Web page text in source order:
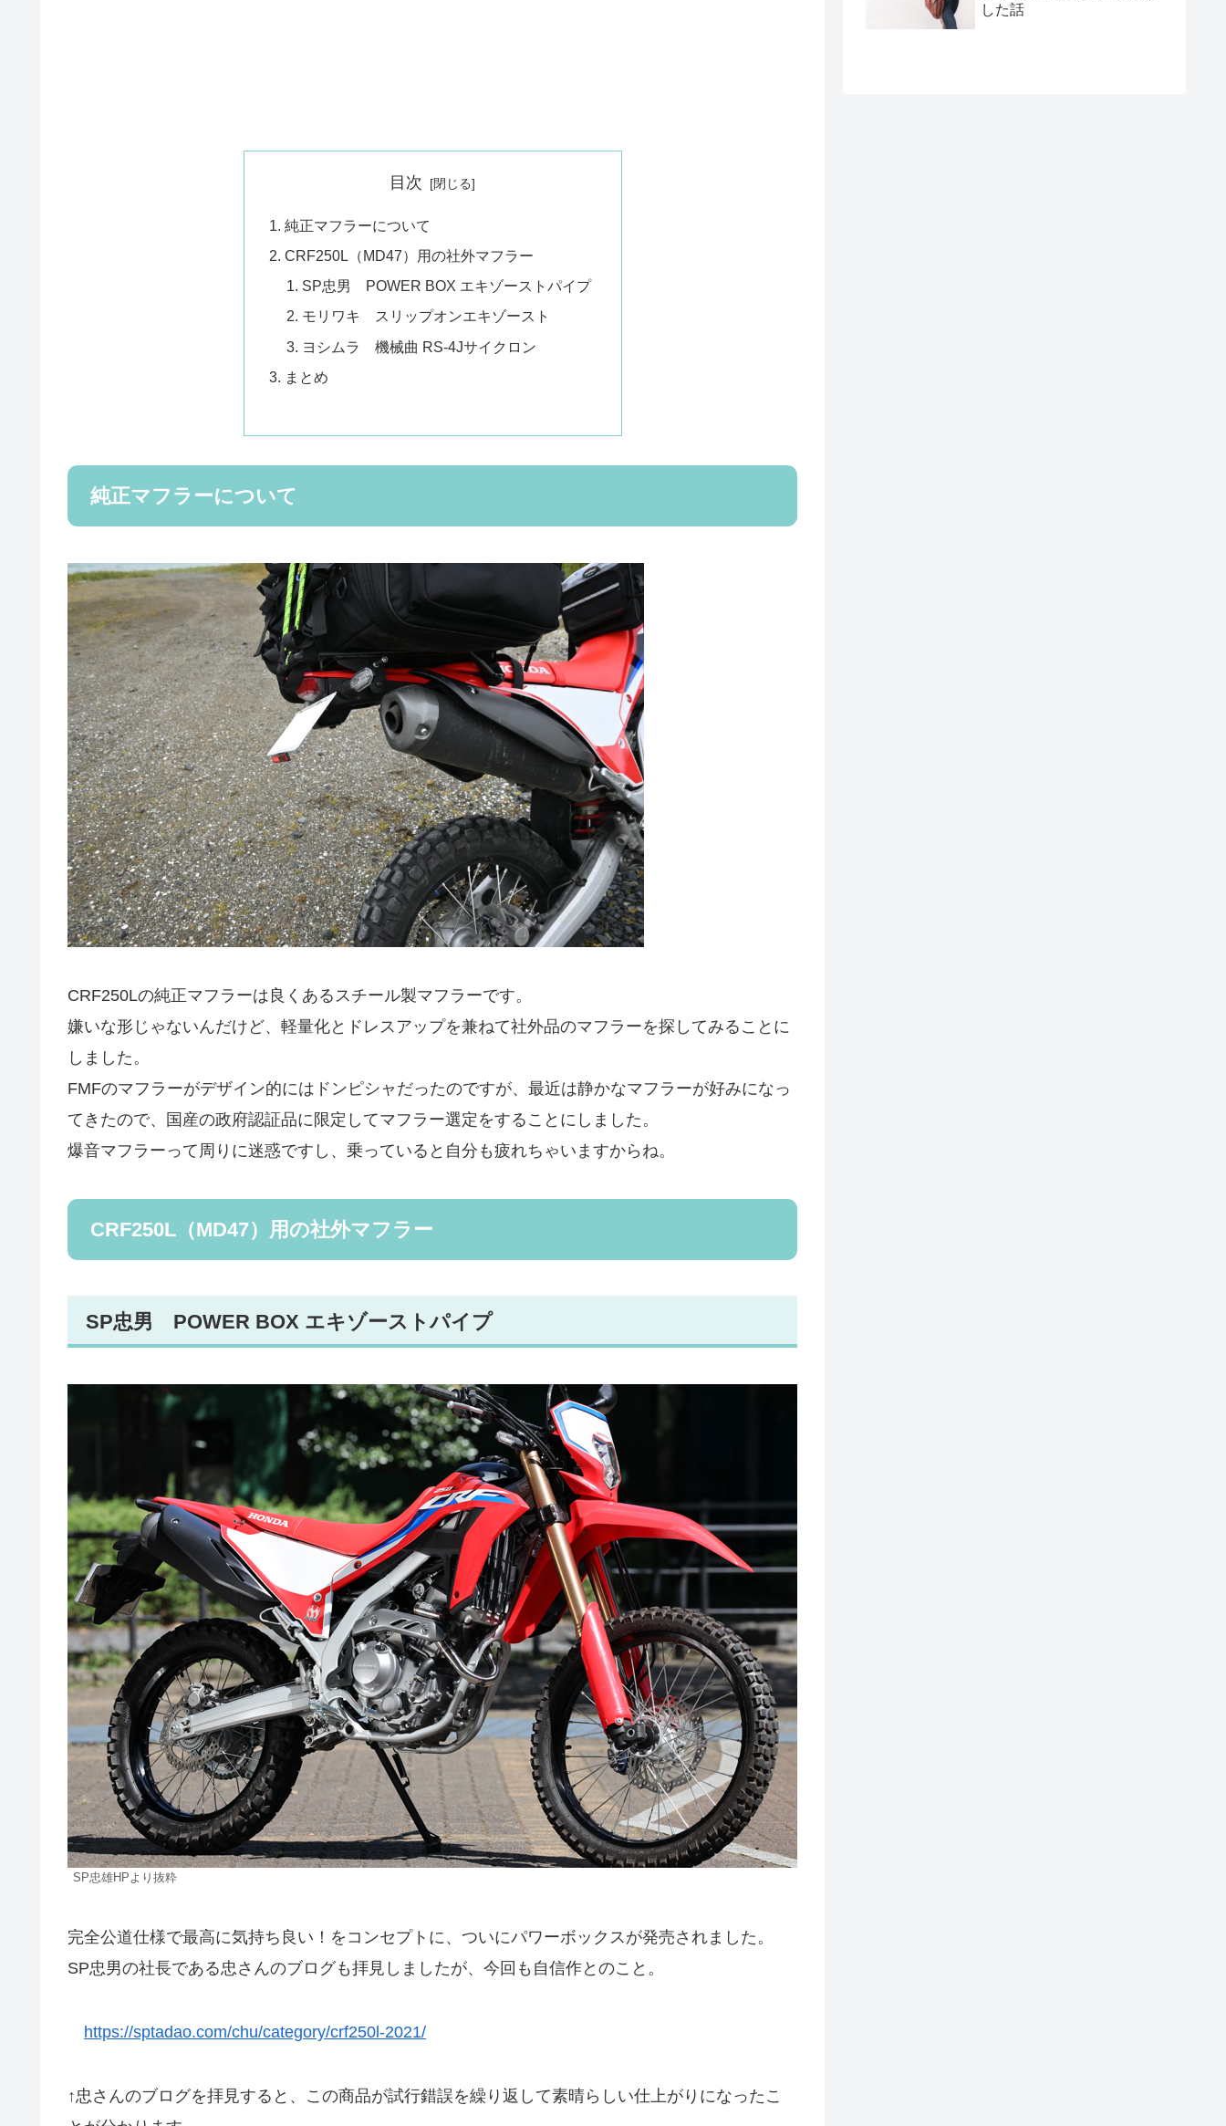
目次
純正マフラーについて
CRF250L（MD47）用の社外マフラー
SP忠男 POWER BOX エキゾーストパイプ
モリワキ スリップオンエキゾースト
ヨシムラ 機械曲 RS-4Jサイクロン
まとめ
純正マフラーについて
CRF250Lの純正マフラーは良くあるスチール製マフラーです。
嫌いな形じゃないんだけど、軽量化とドレスアップを兼ねて社外品のマフラーを探してみることに
しました。
FMFのマフラーがデザイン的にはドンピシャだったのですが、最近は静かなマフラーが好みになっ
てきたので、国産の政府認証品に限定してマフラー選定をすることにしました。
爆音マフラーって周りに迷惑ですし、乗っていると自分も疲れちゃいますからね。
CRF250L（MD47）用の社外マフラー
SP忠男 POWER BOX エキゾーストパイプ
SP忠雄HPより抜粋
完全公道仕様で最高に気持ち良い！をコンセプトに、ついにパワーボックスが発売されました。
SP忠男の社長である忠さんのブログも拝見しましたが、今回も自信作とのこと。
https://sptadao.com/chu/category/crf250l-2021/
↑忠さんのブログを拝見すると、この商品が試行錯誤を繰り返して素晴らしい仕上がりになったこ
した話